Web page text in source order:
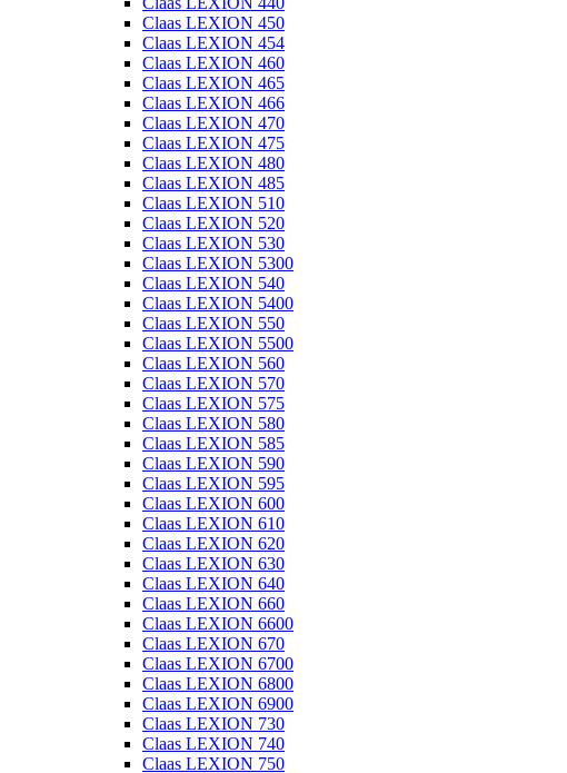
Claas LEXION 450
Claas LEXION 454
Claas LEXION 460
Claas LEXION 465
Claas LEXION 466
Claas LEXION 470
Claas LEXION 475
Claas LEXION 480
Claas LEXION 485
Claas LEXION 510
Claas LEXION 520
Claas LEXION 530
Claas LEXION 5300
Claas LEXION 540
Claas LEXION 5400
Claas LEXION 550
Claas LEXION 5500
Claas LEXION 560
Claas LEXION 570
Claas LEXION 575
Claas LEXION 580
Claas LEXION 585
Claas LEXION 590
Claas LEXION 595
Claas LEXION 600
Claas LEXION 610
Claas LEXION 620
Claas LEXION 630
Claas LEXION 640
Claas LEXION 660
Claas LEXION 6600
Claas LEXION 670
Claas LEXION 6700
Claas LEXION 6800
Claas LEXION 6900
Claas LEXION 730
Claas LEXION 740
Claas LEXION 750